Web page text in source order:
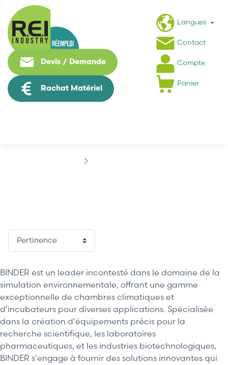
Devis / Demande
Rachat Matériel
Langues
Contact
Compte
Panier
BINDER est un leader incontesté dans le domaine de la
simulation environnementale, offrant une gamme
exceptionnelle de chambres climatiques et
d'incubateurs pour diverses applications. Spécialisée
dans la création d'équipements précis pour la
recherche scientifique, les laboratoires
pharmaceutiques, et les industries biotechnologiques,
BINDER s'engage à fournir des solutions innovantes qui